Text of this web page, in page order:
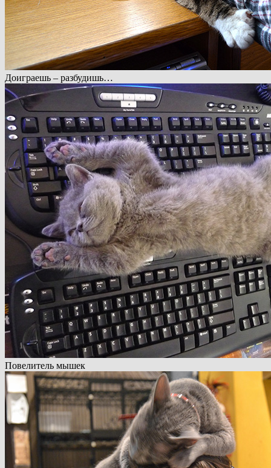
Доиграешь – разбудишь…
Повелитель мышек